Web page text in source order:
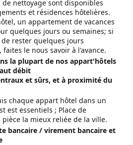
de nettoyage sont disponibles
et résidences hôtelières.
un appartement de vacances
quelques jours ou semaines; si
de rester quelques jours
le nous savoir à l'avance.
la plupart de nos appart'hôtels
débit
et sûrs, et à proximité du
chaque appart hôtel dans un
est essentiels ; Place de
la mieux reliée de la ville.
bancaire / virement bancaire et